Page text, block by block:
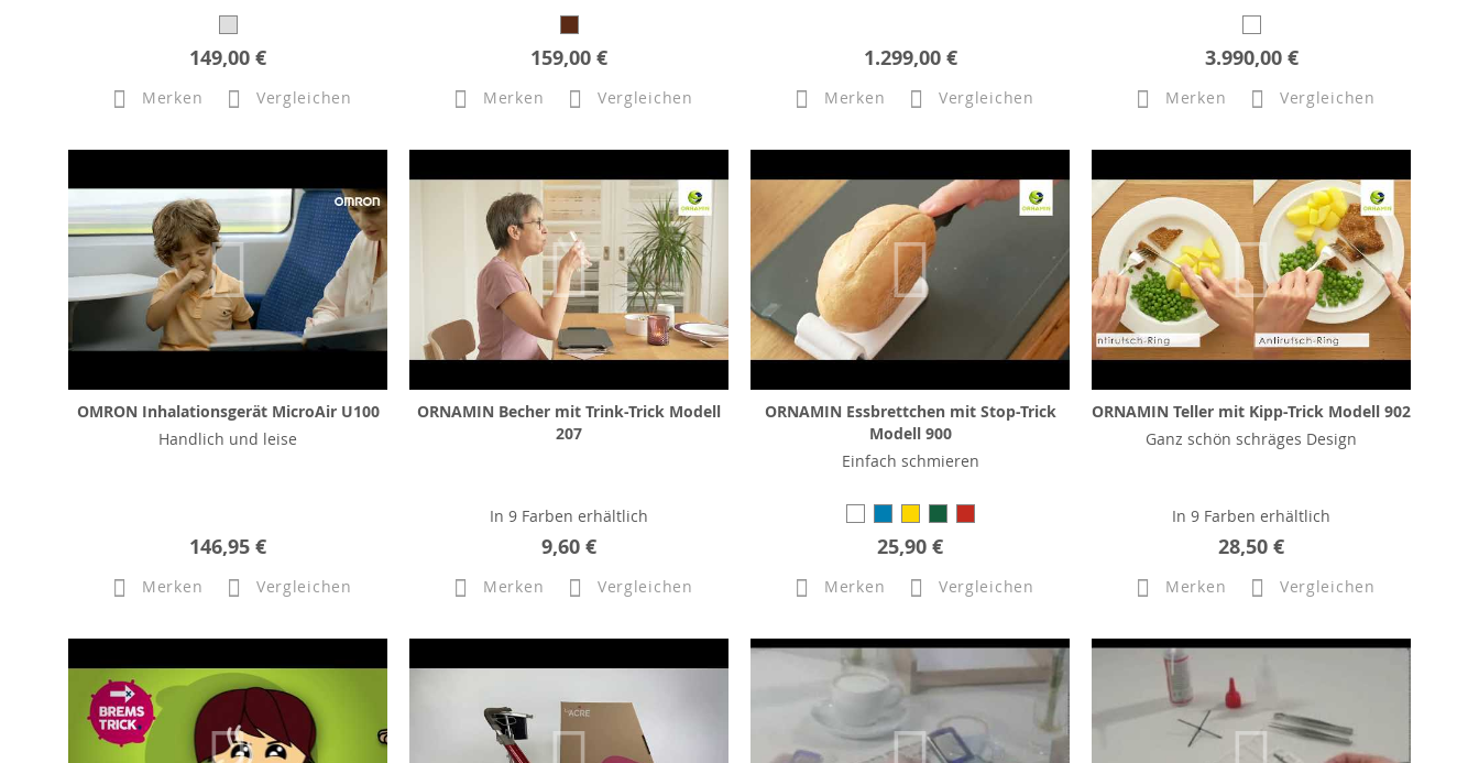
149,00 €
Merken Vergleichen
159,00 €
Merken Vergleichen
1.299,00 €
Merken Vergleichen
3.990,00 €
Merken Vergleichen
OMRON Inhalationsgerät MicroAir U100
Handlich und leise
146,95 €
Merken Vergleichen
ORNAMIN Becher mit Trink-Trick Modell
207
In 9 Farben erhältlich
9,60 €
Merken Vergleichen
ORNAMIN Essbrettchen mit Stop-Trick
Modell 900
Einfach schmieren
25,90 €
Merken Vergleichen
ORNAMIN Teller mit Kipp-Trick Modell 902
Ganz schön schräges Design
In 9 Farben erhältlich
28,50 €
Merken Vergleichen